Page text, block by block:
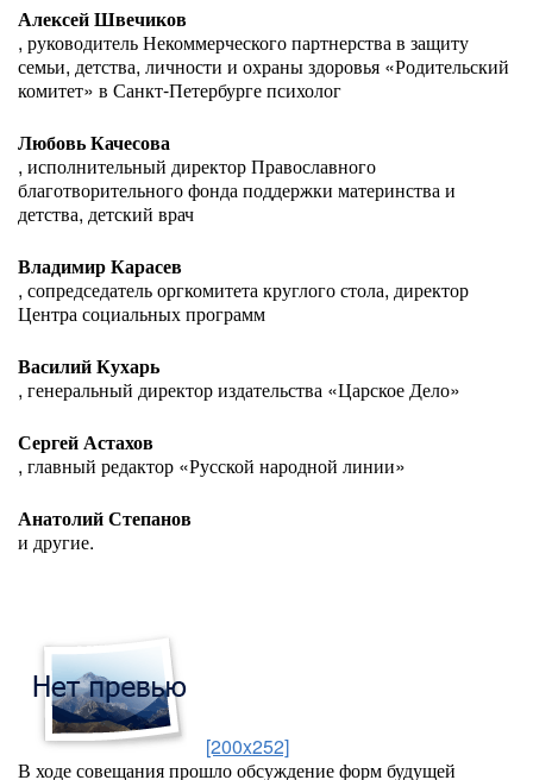
Алексей Швечиков
, руководитель Некоммерческого партнерства в защиту
семьи, детства, личности и охраны здоровья «Родительский
комитет» в Санкт-Петербурге психолог
Любовь Качесова
, исполнительный директор Православного
благотворительного фонда поддержки материнства и
детства, детский врач
Владимир Карасев
, сопредседатель оргкомитета круглого стола, директор
Центра социальных программ
Василий Кухарь
, генеральный директор издательства «Царское Дело»
Сергей Астахов
, главный редактор «Русской народной линии»
Анатолий Степанов
и другие.
[200x252]
В ходе совещания прошло обсуждение форм будущей